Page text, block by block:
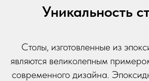
Уникальность
Столы, изготовленные из
являются великолепным
современного дизайна.